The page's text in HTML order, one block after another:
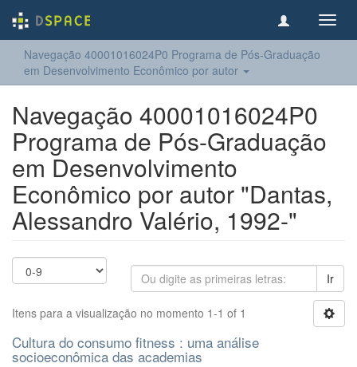
Navegação 40001016024P0 Programa de Pós-Graduação
em Desenvolvimento Econômico por autor
Navegação 40001016024P0
Programa de Pós-Graduação
em Desenvolvimento
Econômico por autor "Dantas,
Alessandro Valério, 1992-"
Ir
Itens para a visualização no momento 1-1 of 1
Cultura do consumo fitness : uma análise
socioeconômica das academias